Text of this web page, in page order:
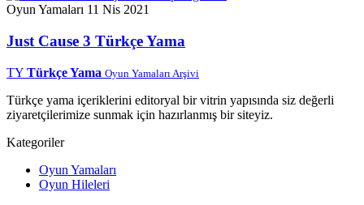
Oyun Yamaları 11 Nis 2021
Just Cause 3 Türkçe Yama
TY Türkçe Yama Oyun Yamaları Arşivi
Türkçe yama içeriklerini editoryal bir vitrin yapısında siz değerli
ziyaretçilerimize sunmak için hazırlanmış bir siteyiz.
Kategoriler
Oyun Yamaları
Oyun Hileleri